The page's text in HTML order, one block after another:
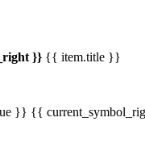
}} {{ item.title }}
}} {{